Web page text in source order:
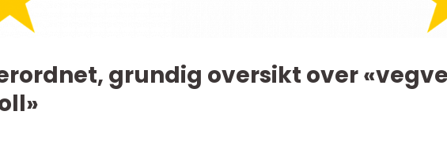
grundig oversikt over